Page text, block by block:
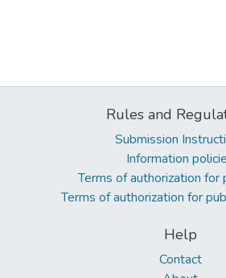
Rules and
Submission
Information
Terms of authorization for
Terms of authorization for
Help
Contact